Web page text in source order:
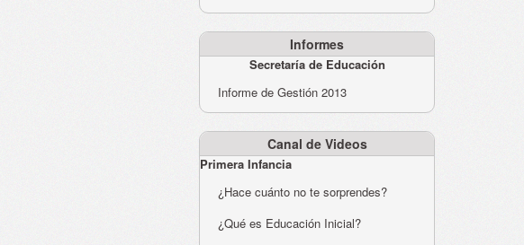
Informes
Secretaría de Educación
Informe de Gestión 2013
Canal de Videos
Primera Infancia
¿Hace cuánto no te sorprendes?
¿Qué es Educación Inicial?